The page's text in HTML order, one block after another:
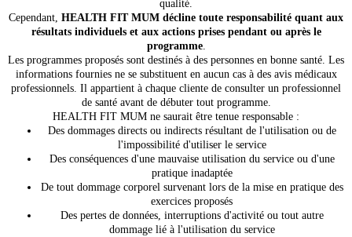
qualité.
Cependant, HEALTH FIT MUM décline toute responsabilité quant aux
résultats individuels et aux actions prises pendant ou après le
programme.
Les programmes proposés sont destinés à des personnes en bonne santé. Les
informations fournies ne se substituent en aucun cas à des avis médicaux
professionnels. Il appartient à chaque cliente de consulter un professionnel
de santé avant de débuter tout programme.
HEALTH FIT MUM ne saurait être tenue responsable :
Des dommages directs ou indirects résultant de l'utilisation ou de
l'impossibilité d'utiliser le service
Des conséquences d'une mauvaise utilisation du service ou d'une
pratique inadaptée
De tout dommage corporel survenant lors de la mise en pratique des
exercices proposés
Des pertes de données, interruptions d'activité ou tout autre
dommage lié à l'utilisation du service